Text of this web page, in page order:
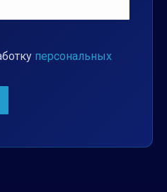
персональных